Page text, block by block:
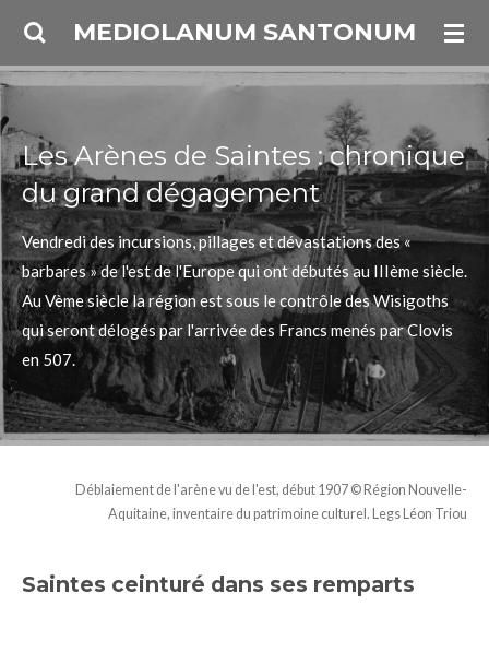
Passer
contenu
MEDIOLANUM SANTONUM
Les Arènes de Saintes : chronique
du grand dégagement
Vendredides incursions, pillages et dévastations des «
barbares » de l'est de l'Europe qui ont débutés au IIIème siècle.
Au Vème siècle la région est sous le contrôle des Wisigoths
qui seront délogés par l'arrivée des Francs menés par Clovis
en 507.
Déblaiement de l'arène vu de l'est, début 1907 © Région Nouvelle-
Aquitaine, inventaire du patrimoine culturel. Legs Léon Triou
Saintes ceinturé dans ses remparts